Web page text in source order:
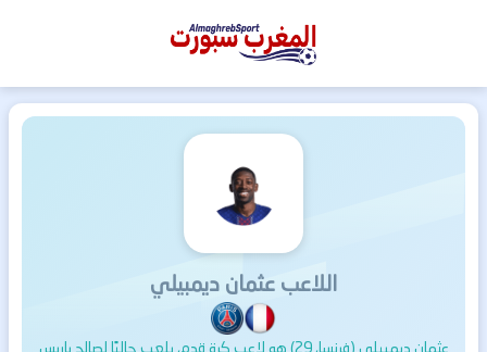
المغرب
اللاعب عثمان ديمبيلي